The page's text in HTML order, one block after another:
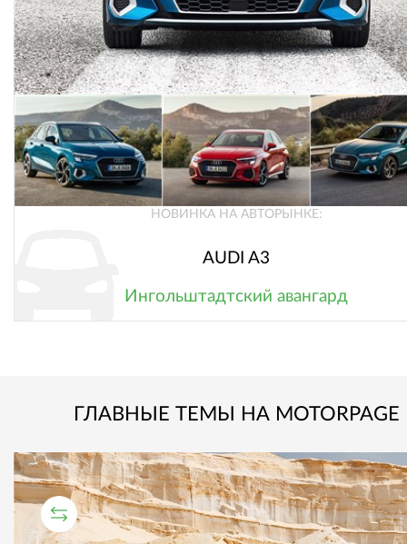
НОВИНКА НА АВТОРЫНКЕ:
AUDI A3
Ингольштадтский авангард
ГЛАВНЫЕ ТЕМЫ НА MOTORPAGE
СРАВНИТЕЛЬНЫЙ ТЕСТ